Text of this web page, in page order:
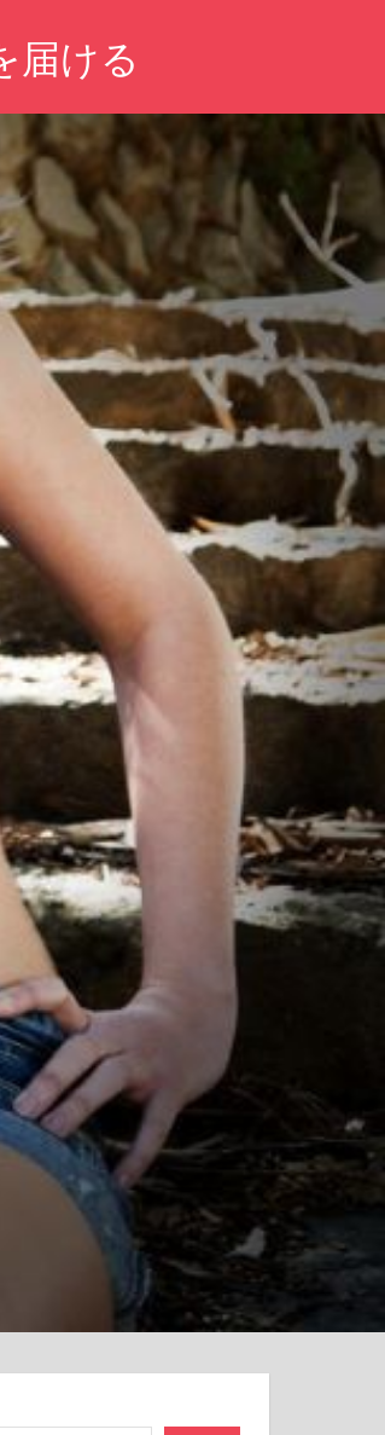
届ける